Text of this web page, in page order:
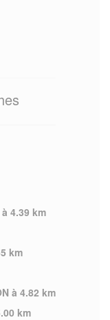
4.39 km
km
à 4.82 km
km